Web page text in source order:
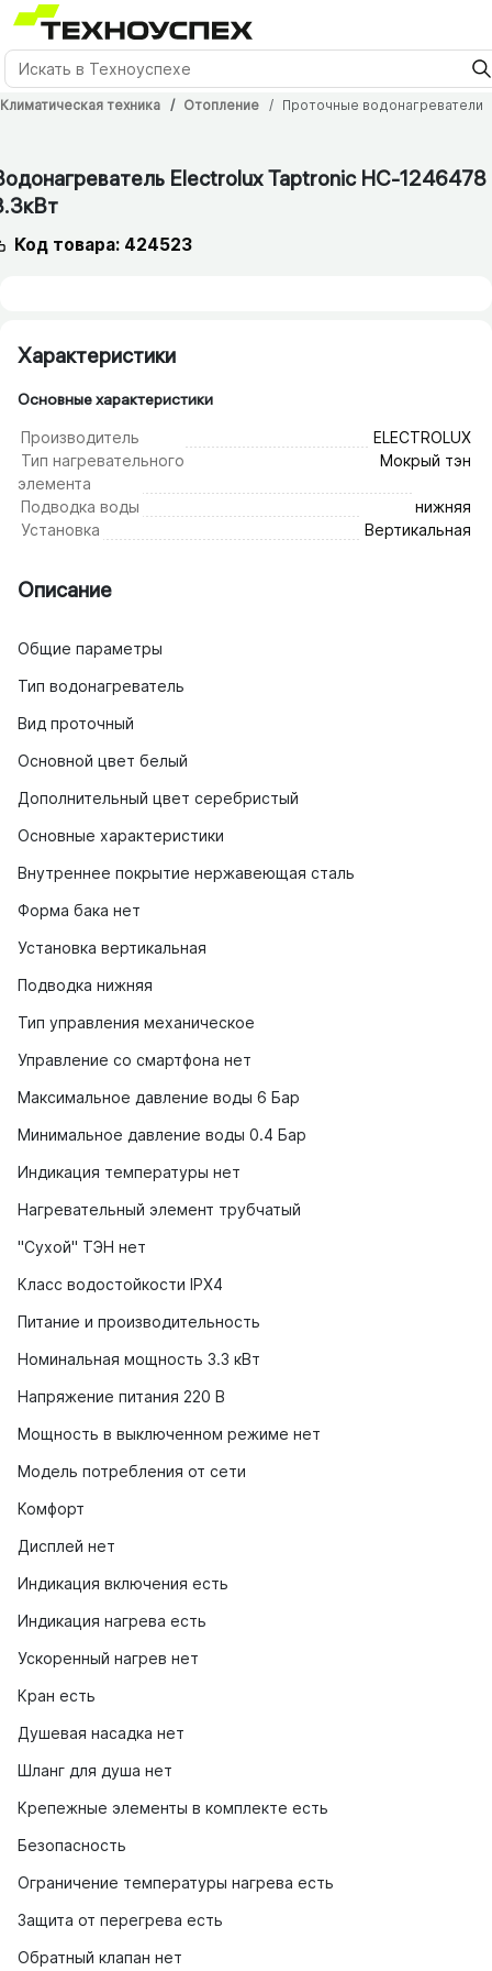
Климатическая техника Отопление Проточные водонагреватели
Electrolux Taptronic НС-1246478
Код товара: 424523
Характеристики
Основные характеристики
Производитель
ELECTROLUX
Тип нагревательного
элемента
Мокрый тэн
Подводка воды
нижняя
Установка
Вертикальная
Описание
Общие параметры
Тип водонагреватель
Вид проточный
Основной цвет белый
Дополнительный цвет серебристый
Основные характеристики
Внутреннее покрытие нержавеющая сталь
Форма бака нет
Установка вертикальная
Подводка нижняя
Тип управления механическое
Управление со смартфона нет
Максимальное давление воды 6 Бар
Минимальное давление воды 0.4 Бар
Индикация температуры нет
Нагревательный элемент трубчатый
"Сухой" ТЭН нет
Класс водостойкости IPX4
Питание и производительность
Номинальная мощность 3.3 кВт
Напряжение питания 220 В
Мощность в выключенном режиме нет
Модель потребления от сети
Комфорт
Дисплей нет
Индикация включения есть
Индикация нагрева есть
Ускоренный нагрев нет
Кран есть
Душевая насадка нет
Шланг для душа нет
Крепежные элементы в комплекте есть
Безопасность
Ограничение температуры нагрева есть
Защита от перегрева есть
Обратный клапан нет